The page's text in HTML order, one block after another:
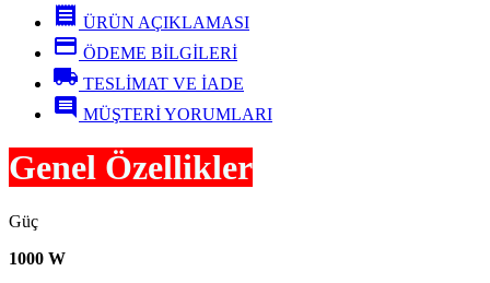
receipt ÜRÜN AÇIKLAMASI
credit_card ÖDEME BİLGİLERİ
local_shipping TESLİMAT VE İADE
comment MÜŞTERİ YORUMLARI
Genel Özellikler
Güç
1000 W